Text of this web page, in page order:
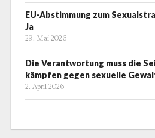
EU-Abstimmung zum
Ja
29. Mai 2026
Die Verantwortung muss die
kämpfen gegen sexuelle
2. April 2026